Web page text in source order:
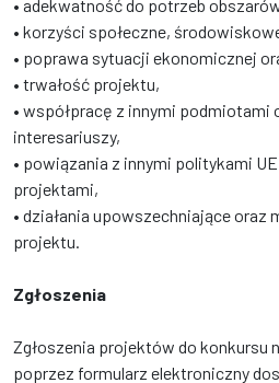
• adekwatność do potrzeb
• korzyści społeczne,
• poprawa sytuacji ekonomicznej
• trwałość projektu,
• współpracę z innymi podmiotami
interesariuszy,
• powiązania z innymi politykami
projektami,
• działania upowszechniające oraz
projektu.
Zgłoszenia
Zgłoszenia projektów do konkursu
poprzez formularz elektroniczny